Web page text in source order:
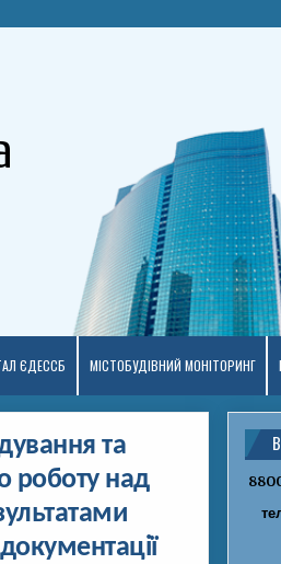
ЄДЕССБ МІСТОБУДІВНИЙ МОНІТОРИНГ
та
роботу над